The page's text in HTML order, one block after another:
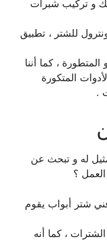
و تركيب شبرات
للشتر ، تطبيق
، كما أننا
المتكورة
.
له و تبحث عن
؟
شتر أبواب يقوم
، كما أنه